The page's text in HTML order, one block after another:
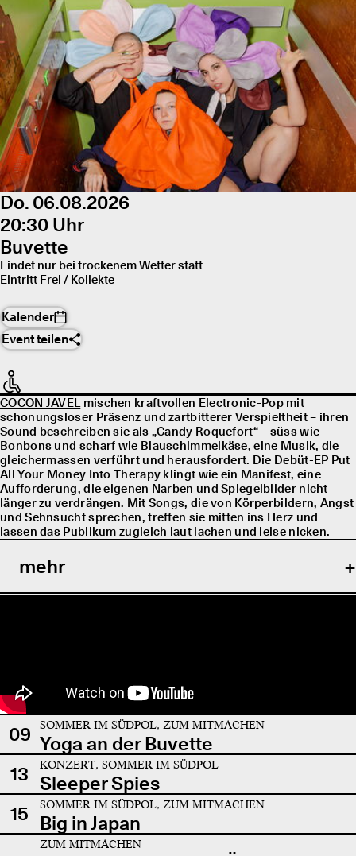
Do. 06.08.2026
20:30 Uhr
Buvette
Findet nur bei trockenem Wetter statt
Eintritt Frei / Kollekte
Kalender
Event teilen
COCON JAVELmischen kraftvollen Electronic-Pop mit
schonungsloser Präsenz und zartbitterer Verspieltheit – ihren
Sound beschreiben sie als „Candy Roquefort“ – süss wie
Bonbons und scharf wie Blauschimmelkäse, eine Musik, die
gleichermassen verführt und herausfordert. Die Debüt-EP Put
All Your Money Into Therapy klingt wie ein Manifest, eine
Aufforderung, die eigenen Narben und Spiegelbilder nicht
länger zu verdrängen. Mit Songs, die von Körperbildern, Angst
und Sehnsucht sprechen, treffen sie mitten ins Herz und
lassen das Publikum zugleich laut lachen und leise nicken.
mehr
09 SOMMER IM SÜDPOL, ZUM MITMACHEN
Yoga an der Buvette
13
KONZERT, SOMMER IM SÜDPOL
Sleeper Spies
15
SOMMER IM SÜDPOL, ZUM MITMACHEN
Big in Japan
ZUM MITMACHEN